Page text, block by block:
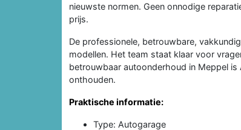
nieuwste normen. Geen onnodige
prijs.
De professionele, betrouwbare,
modellen. Het team staat klaar voor
betrouwbaar autoonderhoud in Meppel
onthouden.
Praktische informatie:
Type: Autogarage